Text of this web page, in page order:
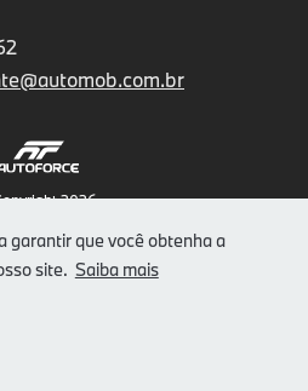
garantir que você obtenha a
site. Saiba mais
2026
os Dados Pessoais (LGPD).
de Privacidade